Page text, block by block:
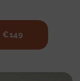
€149